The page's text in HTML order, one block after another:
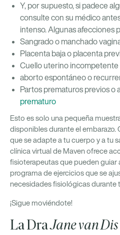
Y, por supuesto, si padece
consulte con su médico
intenso. Algunas afecciones
Sangrado o manchado
Placenta baja o placenta
Cuello uterino incompetente
aborto espontáneo o
Partos prematuros previos o
prematuro
Esto es solo una pequeña
disponibles durante el embarazo.
que se adapte a tu cuerpo y a tu
clínica virtual de Maven ofrece
fisioterapeutas que pueden guiar
programa de ejercicios que se
necesidades fisiológicas durante
¡Sigue moviéndote!
La DraJane van